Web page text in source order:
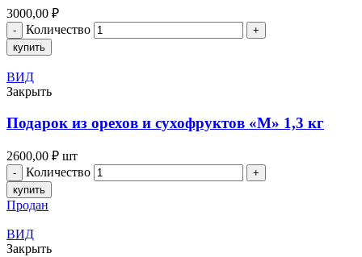
3000,00 ₽
Количество
купить
ВИД
Закрыть
Подарок из орехов и сухофруктов «M» 1,3 кг
2600,00 ₽ шт
Количество
купить
Продан
ВИД
Закрыть